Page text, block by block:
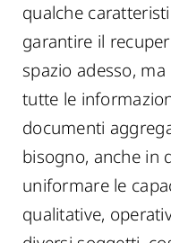
qualche
garantire il
spazio adesso,
tutte le
documenti
bisogno, anche in
uniformare le
qualitative,